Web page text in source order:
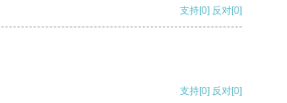
支持[0] 反对[0]
支持[0] 反对[0]